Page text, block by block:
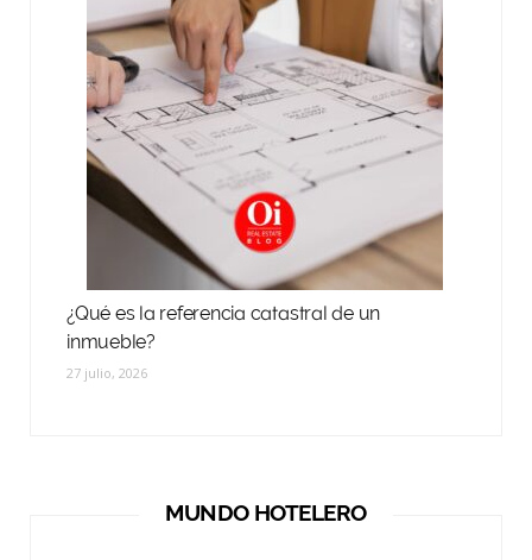
¿Qué es la referencia catastral de un
inmueble?
27 julio, 2026
MUNDO HOTELERO